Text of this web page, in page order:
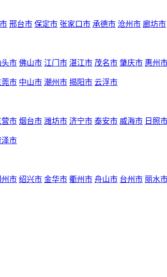
邢台市 保定市 张家口市 承德市 沧州市 廊坊市
头市 佛山市 江门市 湛江市 茂名市 肇庆市 惠州
莞市 中山市 潮州市 揭阳市 云浮市
营市 烟台市 潍坊市 济宁市 泰安市 威海市 日照
泽市
州市 绍兴市 金华市 衢州市 舟山市 台州市 丽水